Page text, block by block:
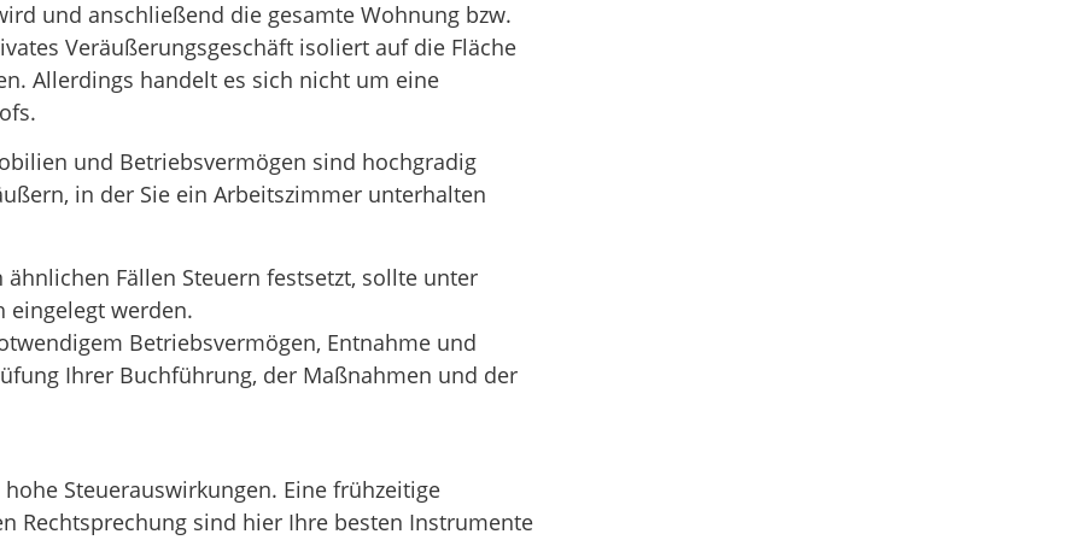
und anschließend die gesamte Wohnung bzw.
Veräußerungsgeschäft isoliert auf die Fläche
Allerdings handelt es sich nicht um eine
und Betriebsvermögen sind hochgradig
in der Sie ein Arbeitszimmer unterhalten
Fällen Steuern festsetzt, sollte unter
eingelegt werden.
Betriebsvermögen, Entnahme und
Ihrer Buchführung, der Maßnahmen und der
Steuerauswirkungen. Eine frühzeitige
Rechtsprechung sind hier Ihre besten Instrumente